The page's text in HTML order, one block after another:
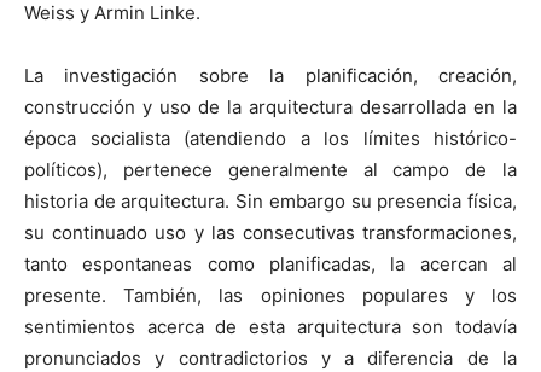
Weiss y Armin Linke.
La investigación sobre la planificación, creación,
construcción y uso de la arquitectura desarrollada en la
época socialista (atendiendo a los límites histórico-
políticos), pertenece generalmente al campo de la
historia de arquitectura. Sin embargo su presencia física,
su continuado uso y las consecutivas transformaciones,
tanto espontaneas como planificadas, la acercan al
presente. También, las opiniones populares y los
sentimientos acerca de esta arquitectura son todavía
pronunciados y contradictorios y a diferencia de la